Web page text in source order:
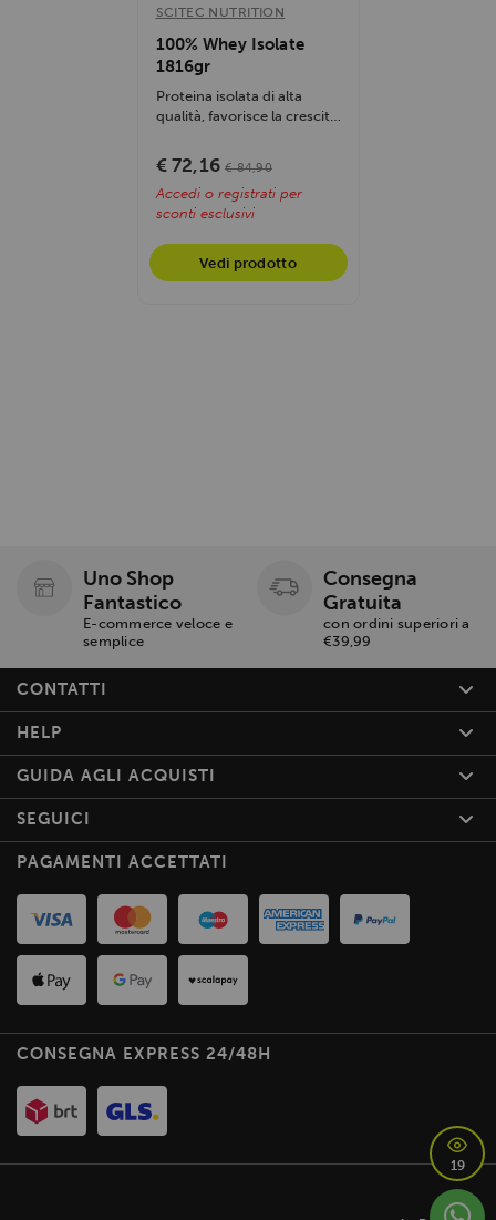
SCITEC NUTRITION
100% Whey Isolate
1816gr
Proteina isolata di alta
qualità, favorisce la crescita
€ 72,16 € 84,90
Accedi o registrati per
sconti esclusivi
Vedi prodotto
Uno Shop
Fantastico
E-commerce veloce e
semplice
Consegna
Gratuita
con ordini superiori a
€39,99
CONTATTI
HELP
GUIDA AGLI ACQUISTI
SEGUICI
PAGAMENTI ACCETTATI
CONSEGNA EXPRESS 24/48H
19